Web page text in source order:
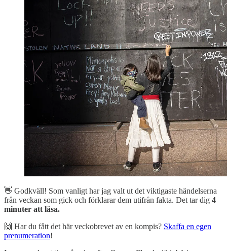
‌👋 Godkväll! Som vanligt har jag valt ut det viktigaste händelserna
från veckan som gick och förklarar dem utifrån fakta. Det tar dig 4
minuter att läsa.
🙌 Har du fått det här veckobrevet av en kompis? Skaffa en egen
prenumeration!